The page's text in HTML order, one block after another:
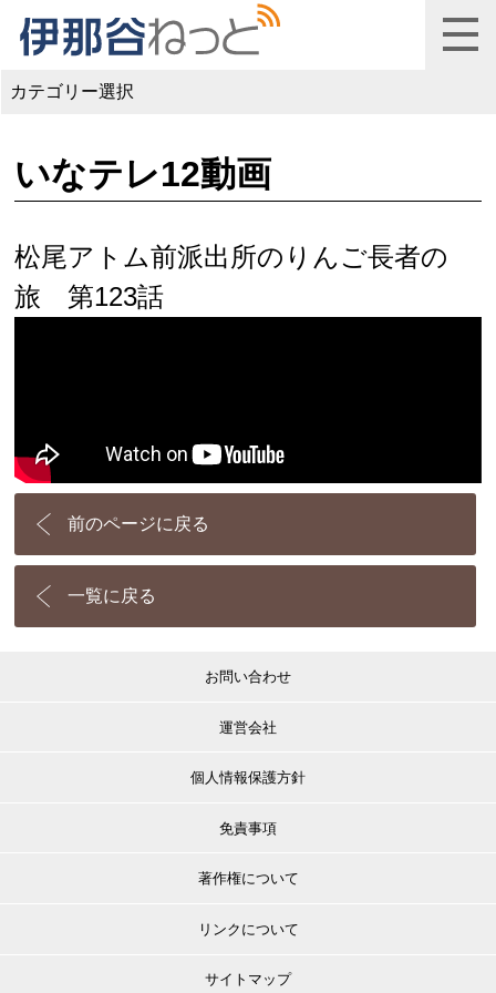
カテゴリー選択
いなテレ12動画
松尾アトム前派出所のりんご長者の
旅 第123話
前のページに戻る
一覧に戻る
お問い合わせ
運営会社
個人情報保護方針
免責事項
著作権について
リンクについて
サイトマップ